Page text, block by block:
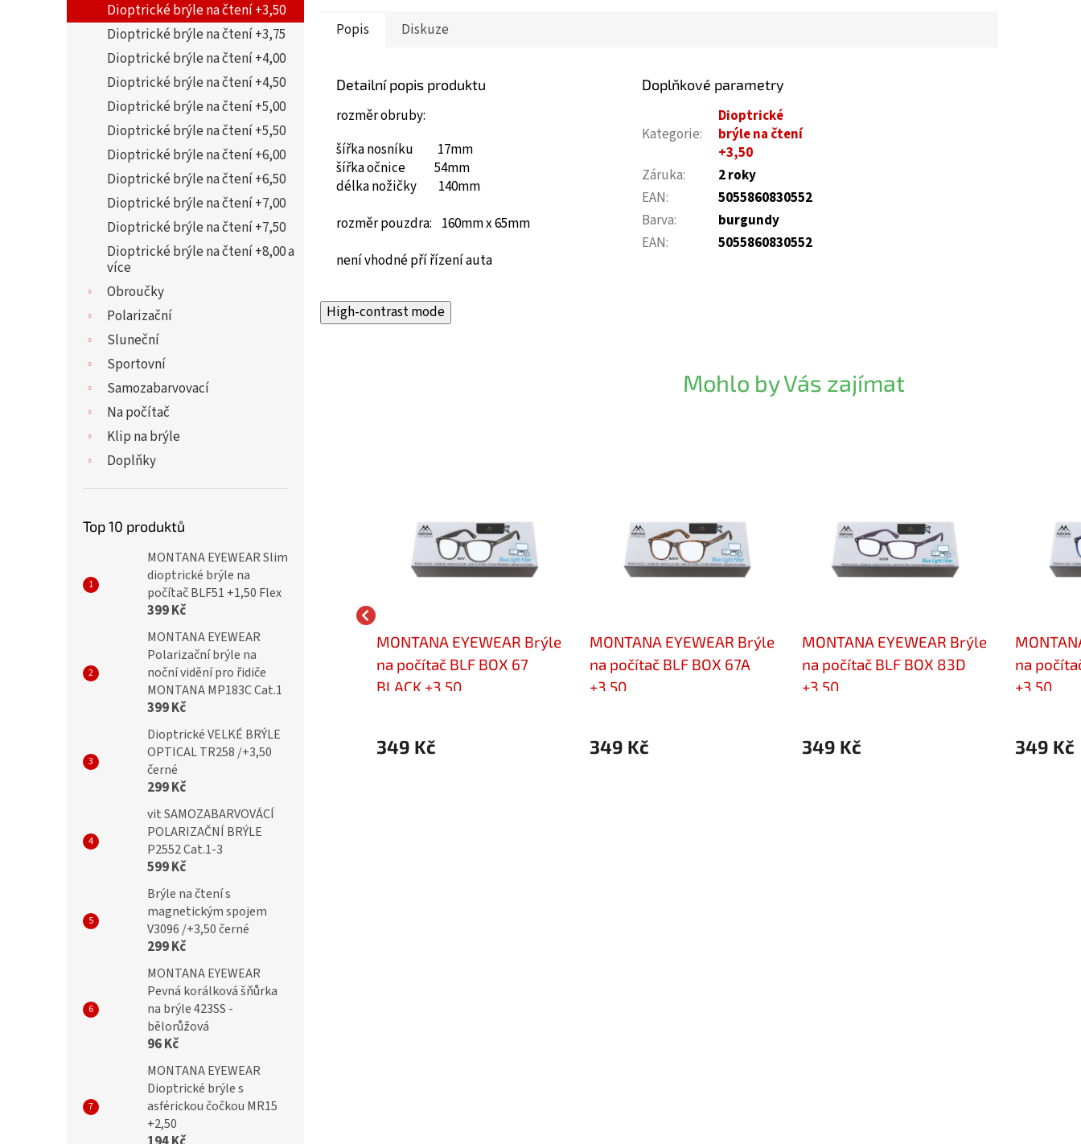
Dioptrické brýle na čtení +3,50
Dioptrické brýle na čtení +3,75
Dioptrické brýle na čtení +4,00
Dioptrické brýle na čtení +4,50
Dioptrické brýle na čtení +5,00
Dioptrické brýle na čtení +5,50
Dioptrické brýle na čtení +6,00
Dioptrické brýle na čtení +6,50
Dioptrické brýle na čtení +7,00
Dioptrické brýle na čtení +7,50
Dioptrické brýle na čtení +8,00 a
více
Obroučky
Polarizační
Sluneční
Sportovní
Samozabarvovací
Na počítač
Klip na brýle
Doplňky
Top 10 produktů
MONTANA EYEWEAR Slim
dioptrické brýle na
počítač BLF51 +1,50 Flex
399 Kč
MONTANA EYEWEAR
Polarizační brýle na
noční vidění pro řidiče
MONTANA MP183C Cat.1
399 Kč
Dioptrické VELKÉ BRÝLE
OPTICAL TR258 /+3,50
černé
299 Kč
vit SAMOZABARVOVÁCÍ
POLARIZAČNÍ BRÝLE
P2552 Cat.1-3
599 Kč
Brýle na čtení s
magnetickým spojem
V3096 /+3,50 černé
299 Kč
MONTANA EYEWEAR
Pevná korálková šňůrka
na brýle 423SS -
bělorůžová
96 Kč
MONTANA EYEWEAR
Dioptrické brýle s
asférickou čočkou MR15
+2,50
Popis Diskuze
Detailní popis produktu
rozměr obruby:
šířka nosníku 17mm
šířka očnice 54mm
délka nožičky 140mm
rozměr pouzdra: 160mm x 65mm
není vhodné pří řízení auta
Doplňkové parametry
Kategorie:
Dioptrické
brýle na čtení
+3,50
Záruka:
2 roky
EAN:
5055860830552
Barva:
burgundy
EAN: 5055860830552
High-contrast mode
Mohlo by Vás zajímat
BLF BOX 67F RED
MONTANA EYEWEAR Brýle
na počítač BLF BOX 83 s
dioptrií +3,50
349 Kč
MONTANA EYEWEAR Brýle
na počítač BLF BOX 67
BLACK +3,50
349 Kč
MONTANA EYEWEAR Brýle
na počítač BLF BOX 67A
+3,50
349 Kč
MONTANA EYEWEAR Brýle
na počítač BLF BOX 83D
+3,50
349 Kč
na
+3,50
349 Kč